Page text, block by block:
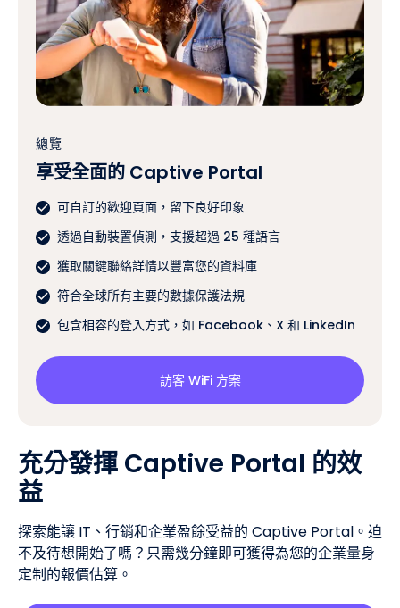
總覽
享受全面的 Captive Portal
可自訂的歡迎頁面，留下良好印象
透過自動裝置偵測，支援超過 25 種語言
獲取關鍵聯絡詳情以豐富您的資料庫
符合全球所有主要的數據保護法規
包含相容的登入方式，如 Facebook、X 和 LinkedIn
訪客 WiFi 方案
充分發揮 Captive Portal 的效
益
探索能讓 IT、行銷和企業盈餘受益的 Captive Portal。迫
不及待想開始了嗎？只需幾分鐘即可獲得為您的企業量身
定制的報價估算。